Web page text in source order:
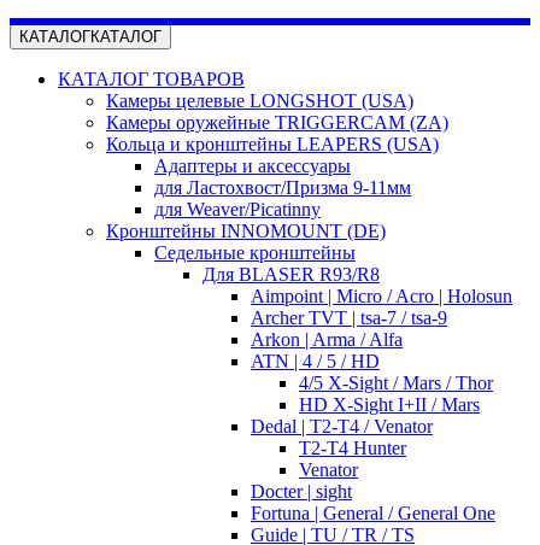
КАТАЛОГКАТАЛОГ
КАТАЛОГ ТОВАРОВ
Камеры целевые LONGSHOT (USA)
Камеры оружейные TRIGGERCAM (ZA)
Кольца и кронштейны LEAPERS (USA)
Адаптеры и аксессуары
для Ластохвост/Призма 9-11мм
для Weaver/Picatinny
Кронштейны INNOMOUNT (DE)
Седельные кронштейны
Для BLASER R93/R8
Aimpoint | Micro / Acro | Holosun
Archer TVT | tsa-7 / tsa-9
Arkon | Arma / Alfa
ATN | 4 / 5 / HD
4/5 X-Sight / Mars / Thor
HD X-Sight I+II / Mars
Dedal | T2-T4 / Venator
T2-T4 Hunter
Venator
Docter | sight
Fortuna | General / General One
Guide | TU / TR / TS